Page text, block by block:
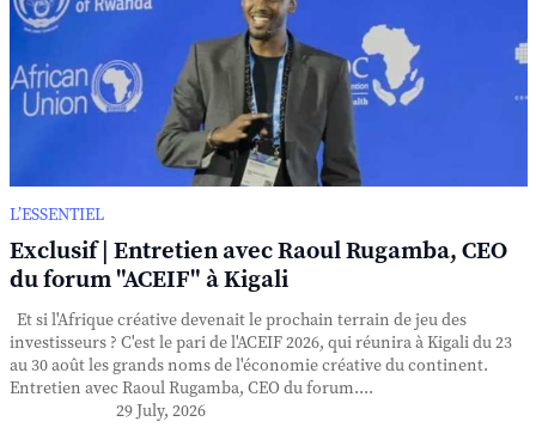
L’ESSENTIEL
Exclusif | Entretien avec Raoul Rugamba, CEO
du forum "ACEIF" à Kigali
Et si l'Afrique créative devenait le prochain terrain de jeu des
investisseurs ? C'est le pari de l'ACEIF 2026, qui réunira à Kigali du 23
au 30 août les grands noms de l'économie créative du continent.
Entretien avec Raoul Rugamba, CEO du forum....
29 July, 2026